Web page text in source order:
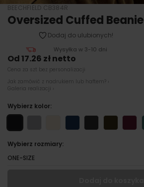
BEECHFIELD CB384R
Oversized Cuffed Beanie
Dodaj do ulubionych!
Wysyłka w 3-10 dni
Od 17.26 zł netto
Cena za szt bez personalizacji
Jak zamówić z nadrukiem lub haftem? ›
Galeria realizacji ›
Wybierz kolor:
Wybierz rozmiary:
ONE-SIZE